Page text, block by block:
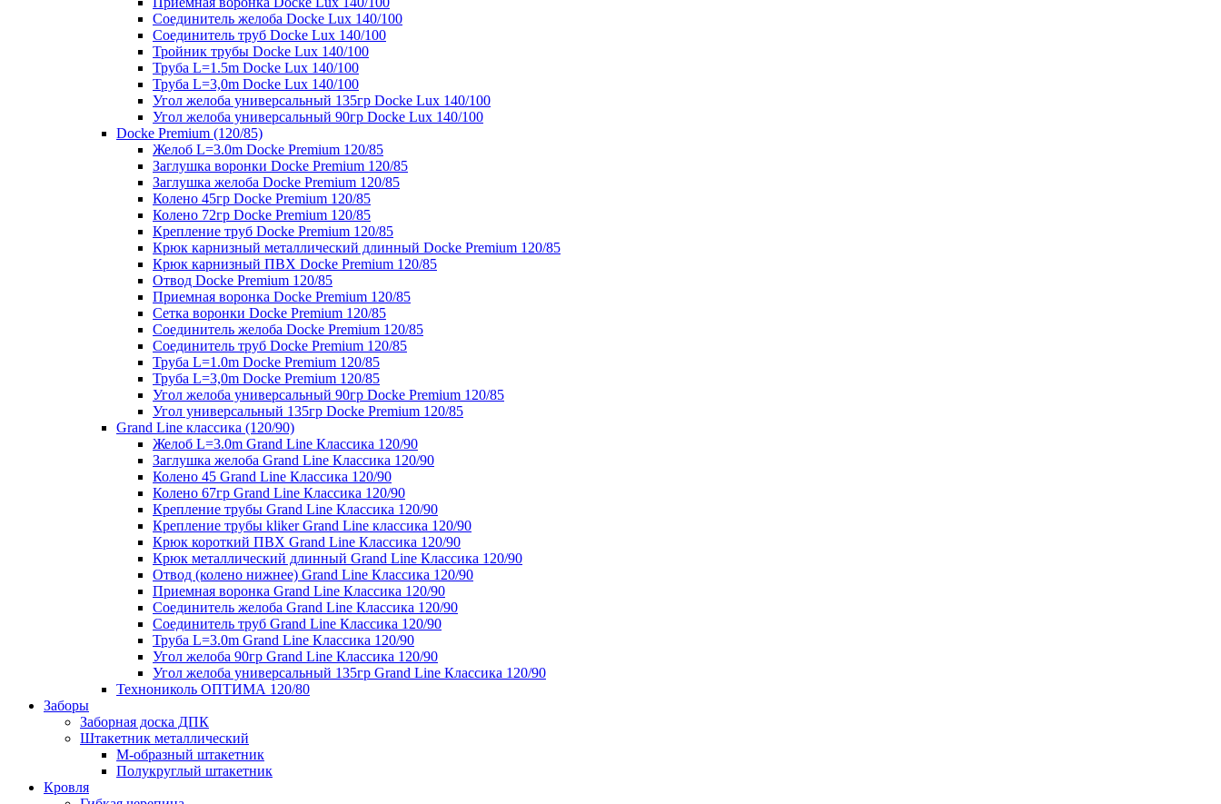
Соединитель желоба Docke Lux 140/100
Соединитель труб Docke Lux 140/100
Тройник трубы Docke Lux 140/100
Труба L=1.5m Docke Lux 140/100
Труба L=3,0m Docke Lux 140/100
Угол желоба универсальный 135гр Docke Lux 140/100
Угол желоба универсальный 90гр Docke Lux 140/100
Docke Premium (120/85)
Желоб L=3.0m Docke Premium 120/85
Заглушка воронки Docke Premium 120/85
Заглушка желоба Docke Premium 120/85
Колено 45гр Docke Premium 120/85
Колено 72гр Docke Premium 120/85
Крепление труб Docke Premium 120/85
Крюк карнизный металлический длинный Docke Premium 120/85
Крюк карнизный ПВХ Docke Premium 120/85
Отвод Docke Premium 120/85
Приемная воронка Docke Premium 120/85
Сетка воронки Docke Premium 120/85
Соединитель желоба Docke Premium 120/85
Соединитель труб Docke Premium 120/85
Труба L=1.0m Docke Premium 120/85
Труба L=3,0m Docke Premium 120/85
Угол желоба универсальный 90гр Docke Premium 120/85
Угол универсальный 135гр Docke Premium 120/85
Grand Line классика (120/90)
Желоб L=3.0m Grand Line Классика 120/90
Заглушка желоба Grand Line Классика 120/90
Колено 45 Grand Line Классика 120/90
Колено 67гр Grand Line Классика 120/90
Крепление трубы Grand Line Классика 120/90
Крепление трубы kliker Grand Line классика 120/90
Крюк короткий ПВХ Grand Line Классика 120/90
Крюк металлический длинный Grand Line Классика 120/90
Отвод (колено нижнее) Grand Line Классика 120/90
Приемная воронка Grand Line Классика 120/90
Соединитель желоба Grand Line Классика 120/90
Соединитель труб Grand Line Классика 120/90
Труба L=3.0m Grand Line Классика 120/90
Угол желоба 90гр Grand Line Классика 120/90
Угол желоба универсальный 135гр Grand Line Классика 120/90
Технониколь ОПТИМА 120/80
Заборы
Заборная доска ДПК
Штакетник металлический
М-образный штакетник
Полукруглый штакетник
Кровля